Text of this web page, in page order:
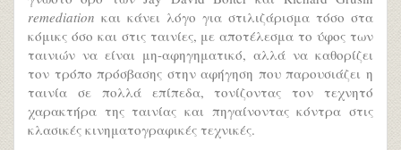
remediation και κάνει λόγο για στιλιζάρισμα τόσο στα
κόμικς όσο και στις ταινίες, με αποτέλεσμα το ύφος των
ταινιών να είναι μη-αφηγηματικό, αλλά να καθορίζει
τον τρόπο πρόσβασης στην αφήγηση που παρουσιάζει η
ταινία σε πολλά επίπεδα, τονίζοντας τον τεχνητό
χαρακτήρα της ταινίας και πηγαίνοντας κόντρα στις
κλασικές κινηματογραφικές τεχνικές.